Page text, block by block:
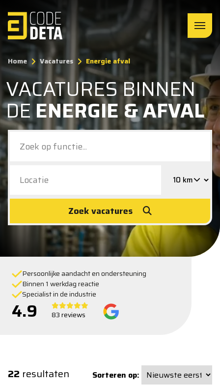
Home Vacatures Energie afval
VACATURES BINNEN
DEENERGIE & AFVAL
Zoek vacatures
Persoonlijke aandacht en ondersteuning
Binnen 1 werkdag reactie
Specialist in de industrie
4.9 83 reviews
22 resultaten Sorteren op: